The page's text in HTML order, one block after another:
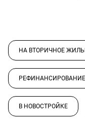
НА ВТОРИЧНОЕ
РЕФИНАНСИРОВАНИЕ
В НОВОСТРОЙКЕ